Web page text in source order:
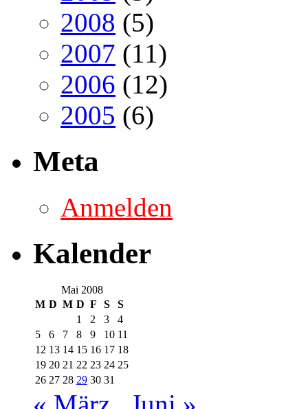
2008 (5)
2007 (11)
2006 (12)
2005 (6)
Meta
Anmelden
Kalender
Mai 2008
M D M D F S
S
1
2 3
4
5
6 7 8 9 10 11
12 13 14 15 16 17 18
19 20 21 22 23 24 25
26 27 28 29 30 31